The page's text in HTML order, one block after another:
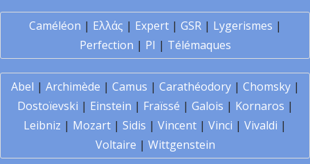
Caméléon | Ελλάς | Expert| GSR| Lygerismes |
Perfection | PI | Télémaques
Abel | Archimède | Camus | Carathéodory| Chomsky|
Dostoïevski | Einstein | Fraïssé | Galois | Kornaros |
Leibniz | Mozart | Sidis | Vincent | Vinci | Vivaldi |
Voltaire | Wittgenstein